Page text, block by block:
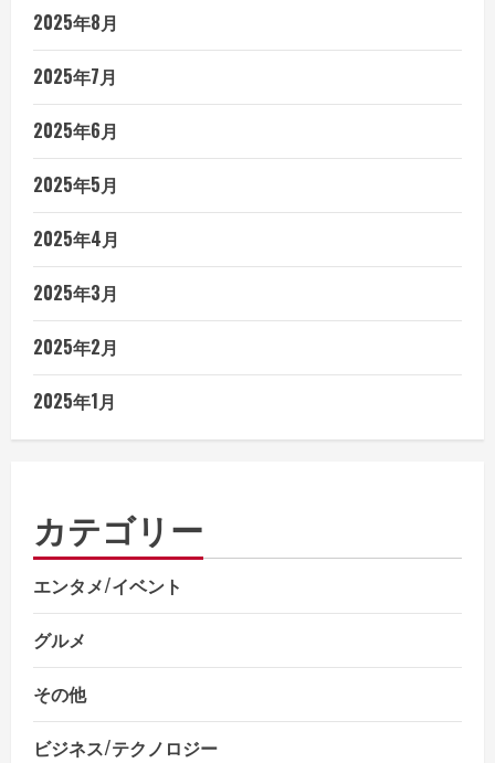
2025年8月
2025年7月
2025年6月
2025年5月
2025年4月
2025年3月
2025年2月
2025年1月
カテゴリー
エンタメ/イベント
グルメ
その他
ビジネス/テクノロジー